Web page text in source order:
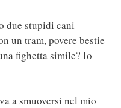
due stupidi cani –
un tram, povere bestie
fighetta simile? Io
a smuoversi nel mio